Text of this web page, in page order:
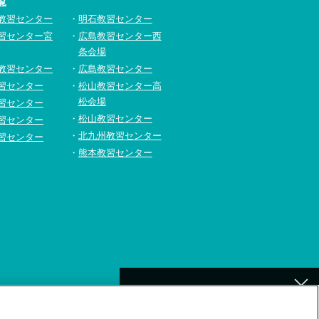
習センター
センター宮
習センター
センター
センター
センター
センター
明石教習センター
広島教習センター西
条会場
広島教習センター
松山教習センター高
松会場
松山教習センター
北九州教習センター
熊本教習センター